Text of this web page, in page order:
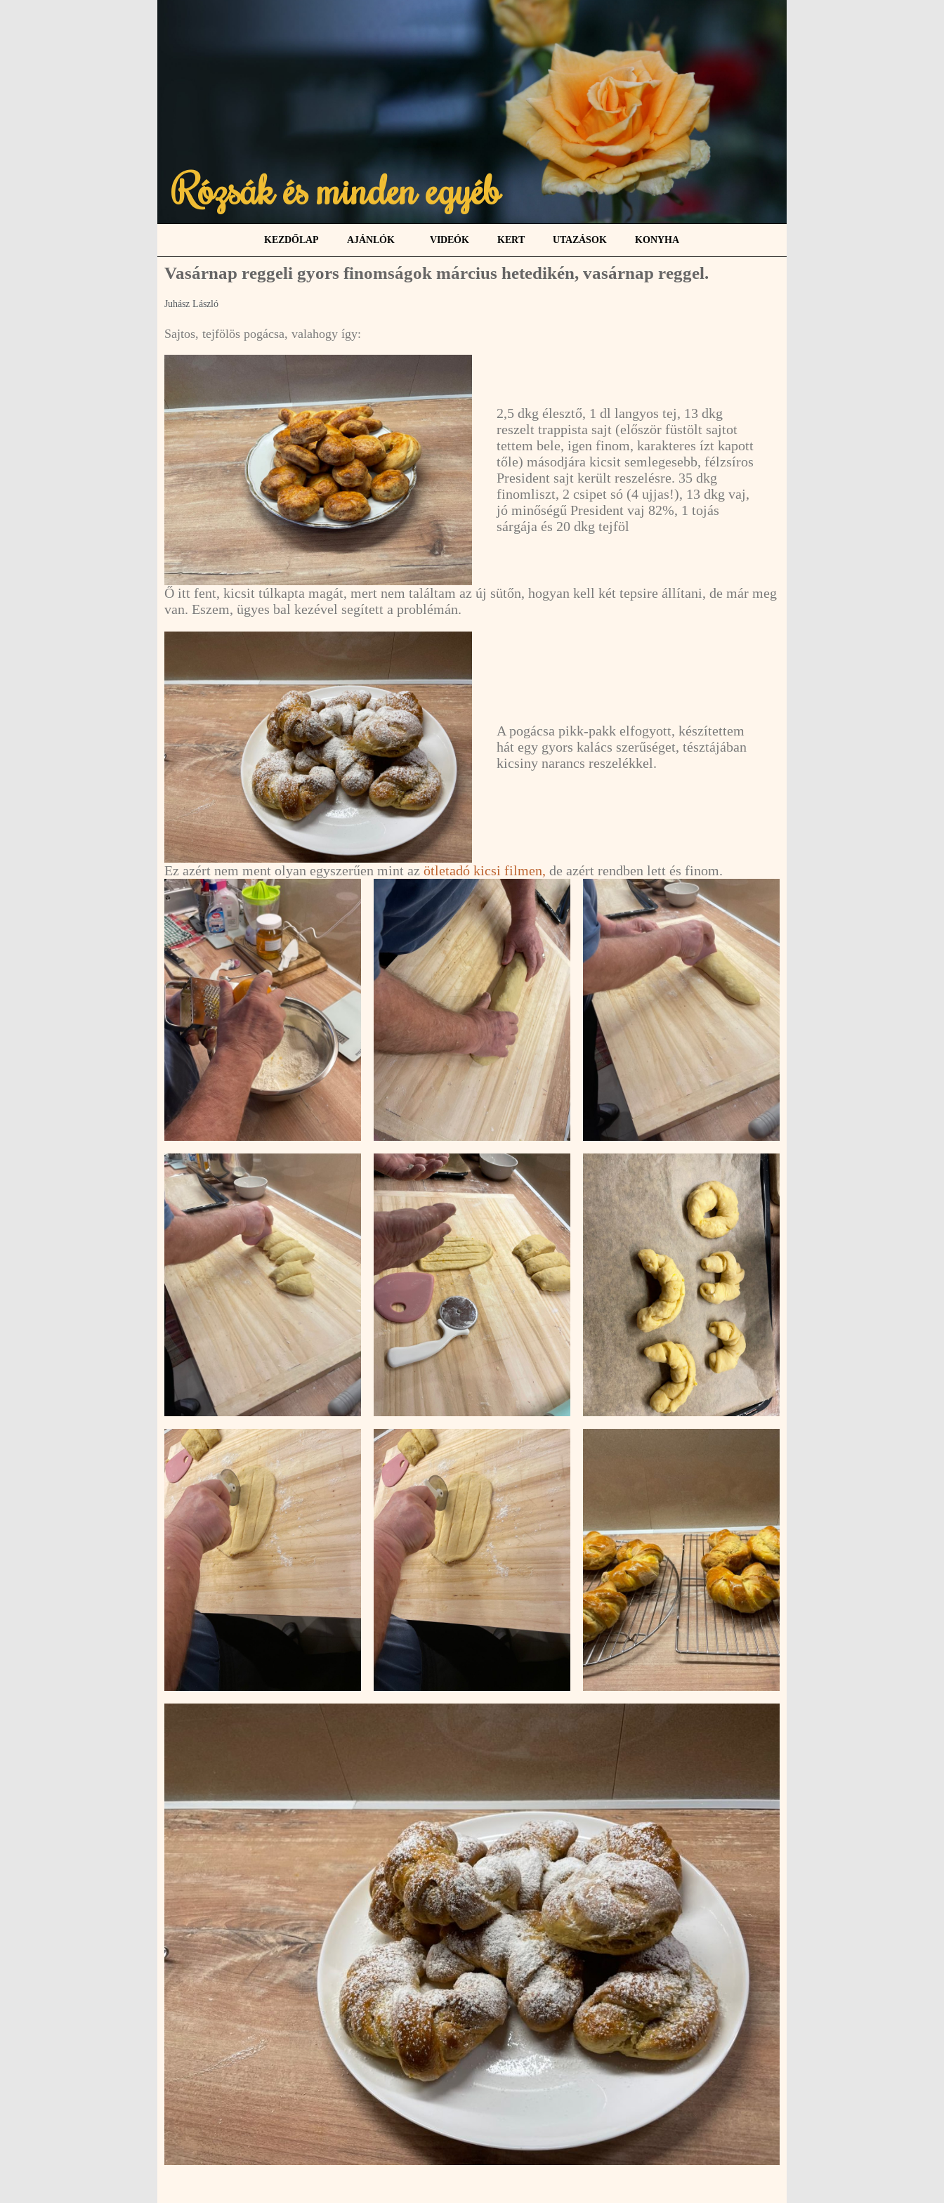
Rózsák és minden egyéb
KEZDŐLAP AJÁNLÓK VIDEÓK KERT UTAZÁSOK KONYHA
Vasárnap reggeli gyors finomságok március hetedikén, vasárnap reggel.
Juhász László
Sajtos, tejfölös pogácsa, valahogy így:
2,5 dkg élesztő, 1 dl langyos tej, 13 dkg
reszelt trappista sajt (először füstölt sajtot
tettem bele, igen finom, karakteres ízt kapott
tőle) másodjára kicsit semlegesebb, félzsíros
President sajt került reszelésre. 35 dkg
finomliszt, 2 csipet só (4 ujjas!), 13 dkg vaj,
jó minőségű President vaj 82%, 1 tojás
sárgája és 20 dkg tejföl
Ő itt fent, kicsit túlkapta magát, mert nem találtam az új sütőn, hogyan kell két tepsire állítani, de már meg
van. Eszem, ügyes bal kezével segített a problémán.
A pogácsa pikk-pakk elfogyott, készítettem
hát egy gyors kalács szerűséget, tésztájában
kicsiny narancs reszelékkel.
Ez azért nem ment olyan egyszerűen mint az ötletadó kicsi filmen, de azért rendben lett és finom.